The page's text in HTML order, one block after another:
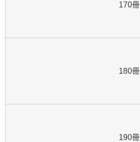
170冊
180冊
190冊